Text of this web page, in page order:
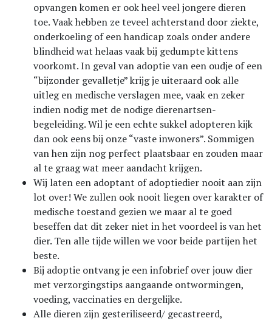
opvangen komen er ook heel veel jongere dieren
toe. Vaak hebben ze teveel achterstand door ziekte,
onderkoeling of een handicap zoals onder andere
blindheid wat helaas vaak bij gedumpte kittens
voorkomt. In geval van adoptie van een oudje of een
“bijzonder gevalletje” krijg je uiteraard ook alle
uitleg en medische verslagen mee, vaak en zeker
indien nodig met de nodige dierenartsen-
begeleiding. Wil je een echte sukkel adopteren kijk
dan ook eens bij onze “vaste inwoners”. Sommigen
van hen zijn nog perfect plaatsbaar en zouden maar
al te graag wat meer aandacht krijgen.
Wij laten een adoptant of adoptiedier nooit aan zijn
lot over! We zullen ook nooit liegen over karakter of
medische toestand gezien we maar al te goed
beseffen dat dit zeker niet in het voordeel is van het
dier. Ten alle tijde willen we voor beide partijen het
beste.
Bij adoptie ontvang je een infobrief over jouw dier
met verzorgingstips aangaande ontwormingen,
voeding, vaccinaties en dergelijke.
Alle dieren zijn gesteriliseerd/ gecastreerd,